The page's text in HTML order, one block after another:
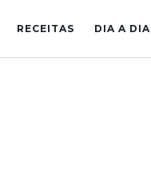
RECEITAS DIA A DIA